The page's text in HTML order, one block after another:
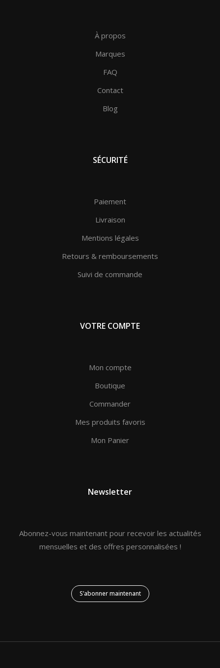
À propos
Marques
FAQ
Contact
Blog
SÉCURITÉ
Paiement
Livraison
Mentions légales
Retours & remboursements
Suivi de commande
VOTRE COMPTE
Mon compte
Boutique
Commander
Mes produits favoris
Mon Panier
Newsletter
Abonnez-vous maintenant pour recevoir les actualités
mensuelles et des offres personnalisées !
S’abonner maintenant